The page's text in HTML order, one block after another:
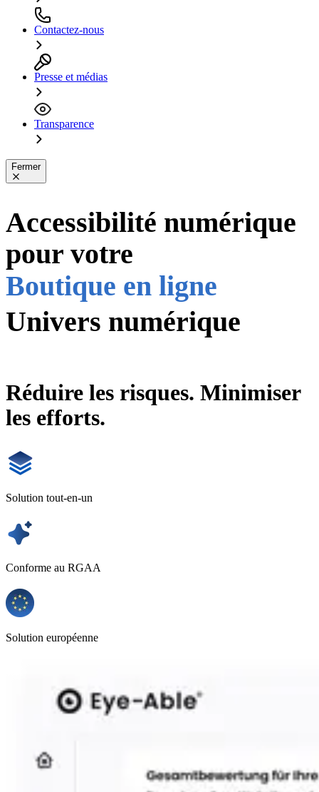
Contactez-nous
Presse et médias
Transparence
Fermer
Accessibilité numérique
pour votre
Univers numérique
Site web
Boutique en ligne
Application
PDF
Univers numérique
Réduire les risques. Minimiser
les efforts.
Solution tout-en-un
Conforme au RGAA
Solution européenne